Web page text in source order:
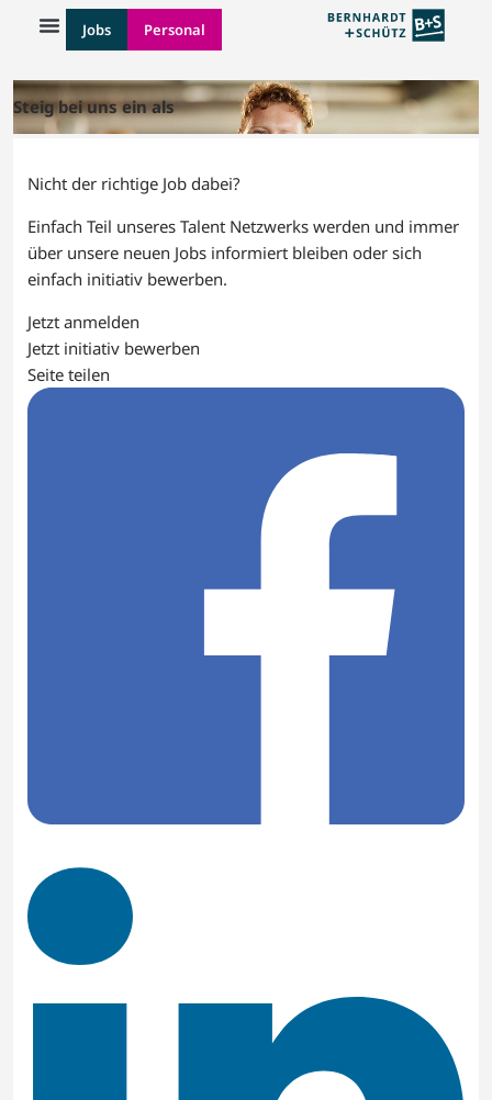
Jobs Personal
Steig bei uns ein als
Nicht der richtige Job dabei?
Einfach Teil unseres Talent Netzwerks werden und immer
über unsere neuen Jobs informiert bleiben oder sich
einfach initiativ bewerben.
Jetzt anmelden
Jetzt initiativ bewerben
Seite teilen